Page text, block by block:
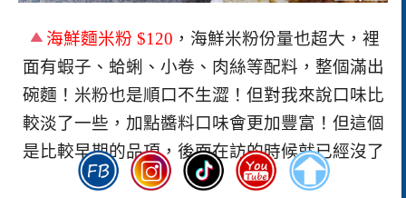
海鮮麵米粉 $120 ，海鮮米粉份量也超大，裡
面有蝦子、蛤蜊、小卷、肉絲等配料，整個滿出
碗麵！米粉也是順口不生澀！但對我來說口味比
較淡了一些，加點醬料口味會更加豐富！ 但這個
是比較早期的品項，後面在訪的時候就已經沒了
~~